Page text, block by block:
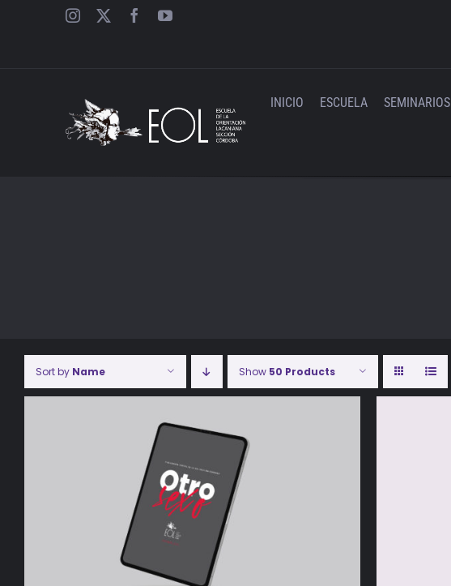
INICIO ESCUELA SEMINARIOS
Sort by Name Show 50 Products
AÑADIR AL CARRITO /